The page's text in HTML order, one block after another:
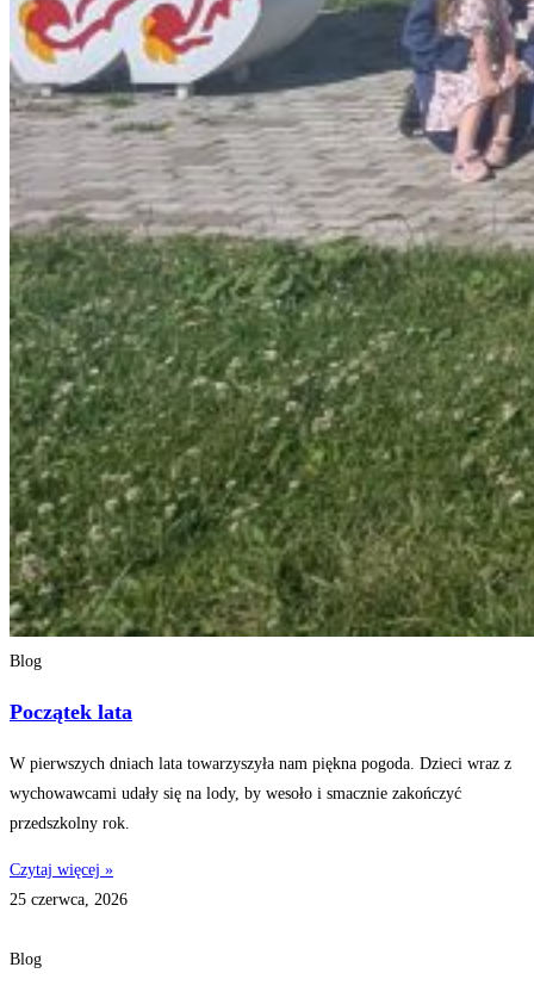
Blog
Początek lata
W pierwszych dniach lata towarzyszyła nam piękna pogoda. Dzieci wraz z
wychowawcami udały się na lody, by wesoło i smacznie zakończyć
przedszkolny rok.
Czytaj więcej »
25 czerwca, 2026
Blog